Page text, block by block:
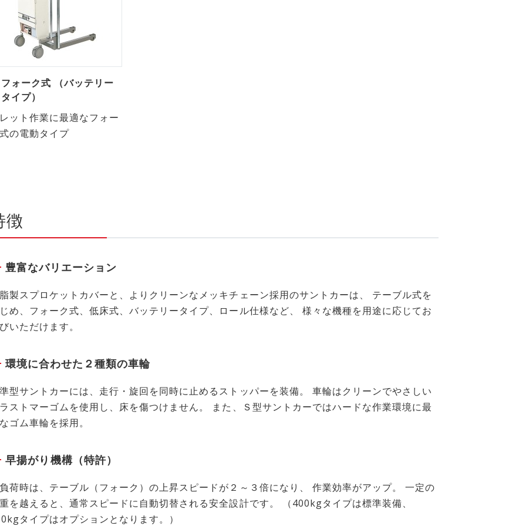
フォーク式 （バッテリー
タイプ）
ット作業に最適なフォー
の電動タイプ
徴
豊富なバリエーション
製スプロケットカバーと、よりクリーンなメッキチェーン採用のサントカーは、 テーブル式を
め、フォーク式、低床式、バッテリータイプ、ロール仕様など、 様々な機種を用途に応じてお
いただけます。
環境に合わせた２種類の車輪
型サントカーには、走行・旋回を同時に止めるストッパーを装備。 車輪はクリーンでやさしい
ストマーゴムを使用し、床を傷つけません。 また、Ｓ型サントカーではハードな作業環境に最
ゴム車輪を採用。
早揚がり機構（特許）
荷時は、テーブル（フォーク）の上昇スピードが２～３倍になり、 作業効率がアップ。 一定の
を越えると、通常スピードに自動切替される安全設計です。 （400kgタイプは標準装備、
タイプはオプションとなります。）